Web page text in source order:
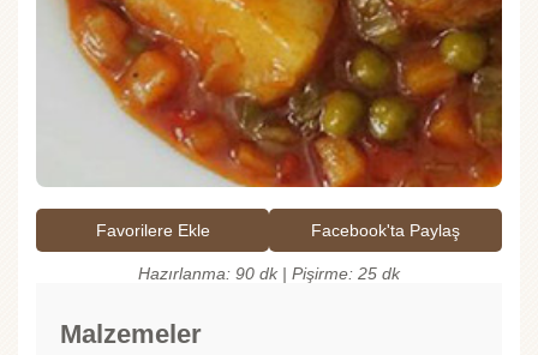
Favorilere Ekle Facebook'ta Paylaş
Hazırlanma: 90 dk | Pişirme: 25 dk
Malzemeler